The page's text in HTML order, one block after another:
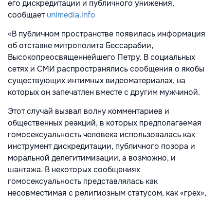
его дискредитации и публичного унижения,
сообщаетunimedia.info
«В публичном пространстве появилась информация
об отставке митрополита Бессарабии,
Высокопреосвященнейшего Петру. В социальных
сетях и СМИ распространялись сообщения о якобы
существующих интимных видеоматериалах, на
которых он запечатлен вместе с другим мужчиной.
Этот случай вызвал волну комментариев и
общественных реакций, в которых предполагаемая
гомосексуальность человека использовалась как
инструмент дискредитации, публичного позора и
моральной делегитимизации, а возможно, и
шантажа. В некоторых сообщениях
гомосексуальность представлялась как
несовместимая с религиозным статусом, как «грех»,